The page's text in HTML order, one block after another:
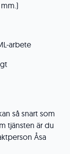
arbete
så snart som
tjänsten är du
Åsa